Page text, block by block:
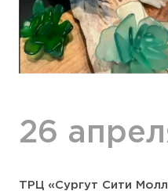
26
ТРЦ «Сургут Сити